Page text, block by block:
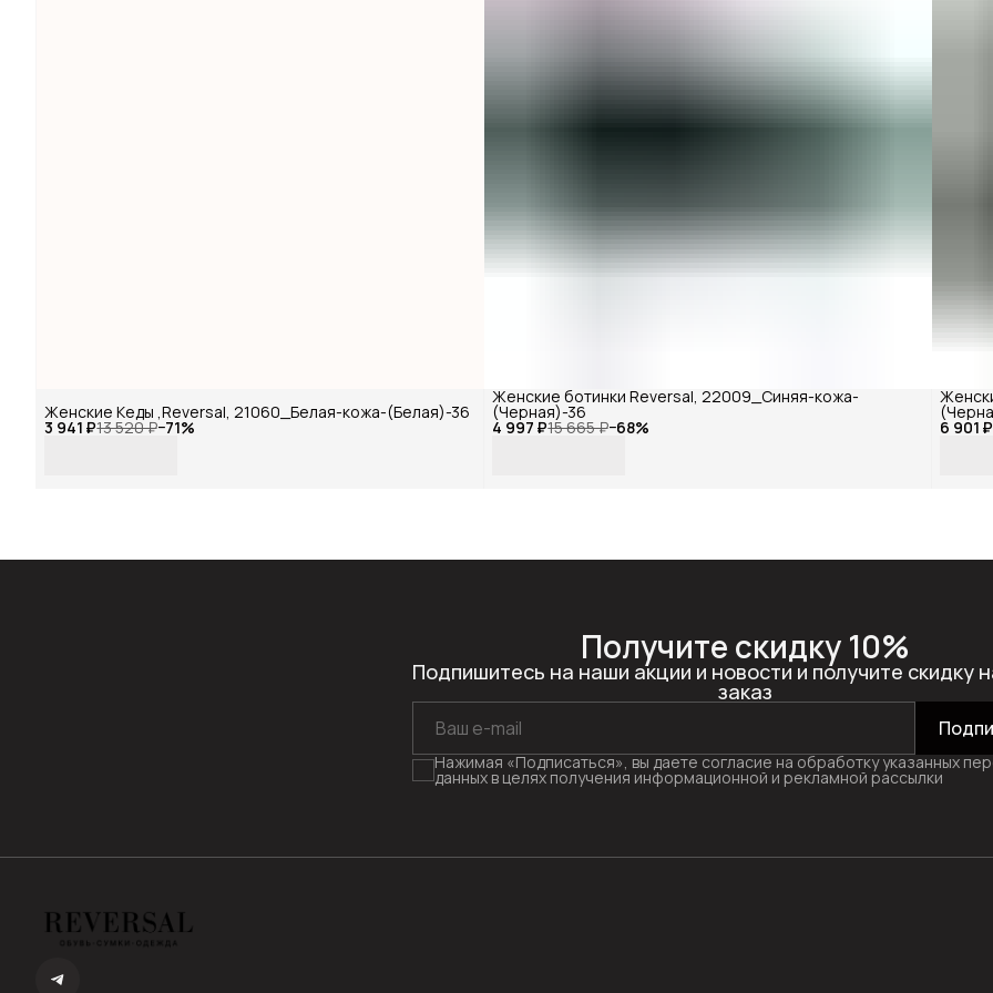
3 941 ₽13 520 ₽−71%
Женские Кеды ,Reversal, 21060_Белая-кожа-(Белая)-36
4 997 ₽15 665 ₽−68%
Женские ботинки Reversal, 22009_Синяя-кожа-
(Черная)-36
6 901 ₽
Получите скидку 10%
Подпишитесь на наши акции и новости и получите скидку
заказ
Нажимая «Подписаться», вы даете согласие на обработку указанных
данных в целях получения информационной и рекламной рассылки